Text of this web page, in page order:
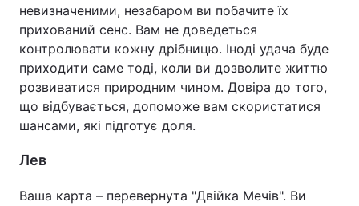
невизначеними, незабаром ви побачите їх
прихований сенс. Вам не доведеться
контролювати кожну дрібницю. Іноді удача буде
приходити саме тоді, коли ви дозволите життю
розвиватися природним чином. Довіра до того,
що відбувається, допоможе вам скористатися
шансами, які підготує доля.
Лев
Ваша карта – перевернута "Двійка Мечів". Ви